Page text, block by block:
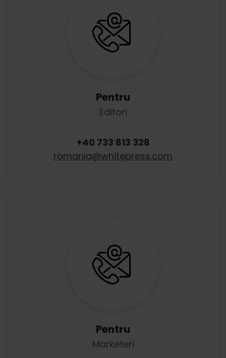
Pentru
Editori
+40 733 813 328
romania@whitepress.com
Pentru
Marketeri